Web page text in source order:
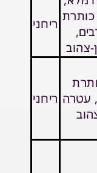
כותרת
צהוב
ריחני
עטרה ריחני